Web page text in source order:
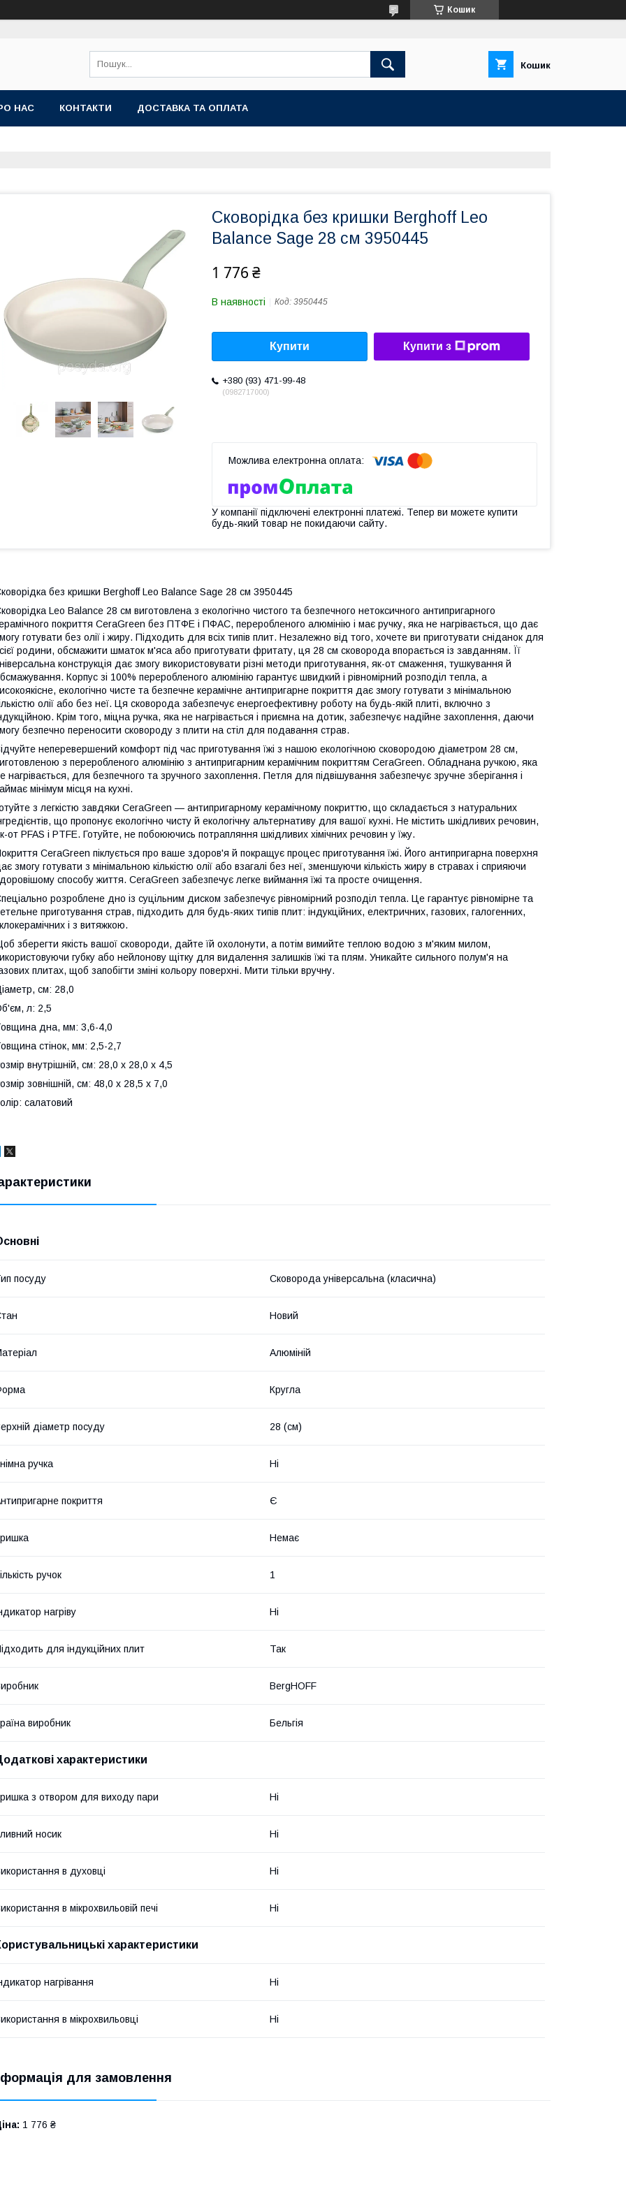
Кошик
Кошик
НАС КОНТАКТИ ДОСТАВКА ТА ОПЛАТА
Сковорідка без кришки Berghoff Leo
Balance Sage 28 см 3950445
1 776 ₴
В наявності Код: 3950445
Купити Купити з
+380 (93) 471-99-48
0982717000
У компанії підключені електронні платежі. Тепер ви можете купити
будь-який товар не покидаючи сайту.
без кришки Berghoff Leo Balance Sage 28 см 3950445
Leo Balance 28 см виготовлена з екологічно чистого та безпечного нетоксичного антипригарного
покриття CeraGreen без ПТФЕ і ПФАС, переробленого алюмінію і має ручку, яка не нагрівається, що дає
готувати без олії і жиру. Підходить для всіх типів плит. Незалежно від того, хочете ви приготувати сніданок для
родини, обсмажити шматок м'яса або приготувати фритату, ця 28 см сковорода впорається із завданням. Її
конструкція дає змогу використовувати різні методи приготування, як-от смаження, тушкування й
Корпус зі 100% переробленого алюмінію гарантує швидкий і рівномірний розподіл тепла, а
екологічно чисте та безпечне керамічне антипригарне покриття дає змогу готувати з мінімальною
олії або без неї. Ця сковорода забезпечує енергоефективну роботу на будь-якій плиті, включно з
Крім того, міцна ручка, яка не нагрівається і приємна на дотик, забезпечує надійне захоплення, даючи
безпечно переносити сковороду з плити на стіл для подавання страв.
неперевершений комфорт під час приготування їжі з нашою екологічною сковородою діаметром 28 см,
з переробленого алюмінію з антипригарним керамічним покриттям CeraGreen. Обладнана ручкою, яка
нагрівається, для безпечного та зручного захоплення. Петля для підвішування забезпечує зручне зберігання і
мінімум місця на кухні.
з легкістю завдяки CeraGreen — антипригарному керамічному покриттю, що складається з натуральних
що пропонує екологічно чисту й екологічну альтернативу для вашої кухні. Не містить шкідливих речовин,
от PFAS і PTFE. Готуйте, не побоюючись потрапляння шкідливих хімічних речовин у їжу.
CeraGreen піклується про ваше здоров'я й покращує процес приготування їжі. Його антипригарна поверхня
змогу готувати з мінімальною кількістю олії або взагалі без неї, зменшуючи кількість жиру в стравах і сприяючи
способу життя. CeraGreen забезпечує легке виймання їжі та просте очищення.
розроблене дно із суцільним диском забезпечує рівномірний розподіл тепла. Це гарантує рівномірне та
приготування страв, підходить для будь-яких типів плит: індукційних, електричних, газових, галогенних,
і з витяжкою.
зберегти якість вашої сковороди, дайте їй охолонути, а потім вимийте теплою водою з м'яким милом,
губку або нейлонову щітку для видалення залишків їжі та плям. Уникайте сильного полум'я на
плитах, щоб запобігти зміні кольору поверхні. Мити тільки вручну.
см: 28,0
л: 2,5
дна, мм: 3,6-4,0
стінок, мм: 2,5-2,7
внутрішній, см: 28,0 x 28,0 x 4,5
зовнішній, см: 48,0 x 28,5 x 7,0
салатовий
посуду Сковорода універсальна (класична)
Новий
Алюміній
Кругла
діаметр посуду 28 (см)
ручка Ні
покриття Є
Немає
ручок 1
нагріву Ні
для індукційних плит Так
BergHOFF
виробник Бельгія
характеристики
з отвором для виходу пари Ні
носик Ні
в духовці Ні
в мікрохвильовій печі Ні
характеристики
нагрівання Ні
в мікрохвильовці Ні
для замовлення
1 776 ₴